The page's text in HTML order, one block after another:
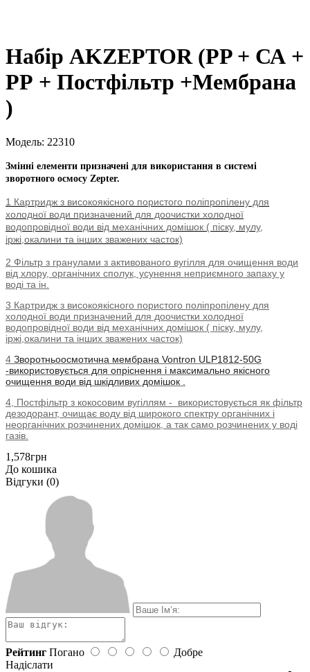
Набір AKZEPTOR (PP + СА +
РР + Постфільтр +Мембрана
)
Модель: 22310
Змінні елементи призначені для використання в системі
зворотного осмосу Zepter.
1 Картридж з високоякісного пористого поліпропілену для
холодної води призначений для доочистки холодної
водопровідної води від механічних домішок ( піску, мулу,
іржі,окалини та інших зважених часток)
2 Фільтр з гранулами з активованого вугілля для очищення води
від хлору, органічних сполук, усунення неприємного запаху у
воді та ін.
3 Картридж з високоякісного пористого поліпропілену для
холодної води призначений для доочистки холодної
водопровідної води від механічних домішок ( піску, мулу,
іржі,окалини та інших зважених часток)
4 Зворотньоосмотична мембрана Vontron ULP1812-50G
-використовується для опріснення і максимально якісного
очищення води від шкідливих домішок .
4, Постфільтр з кокосовим вугіллям - використовується як фільтр
дезодорант, очищає воду від широкого спектру органічних і
неорганічних розчинених домішок, а так само розчинених у воді
газів.
1,578грн
До кошика
Відгуки (0)
Рейтинг Погано
Добре
Надіслати